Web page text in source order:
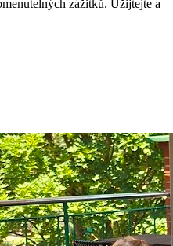
zážitků. Užijtejte a